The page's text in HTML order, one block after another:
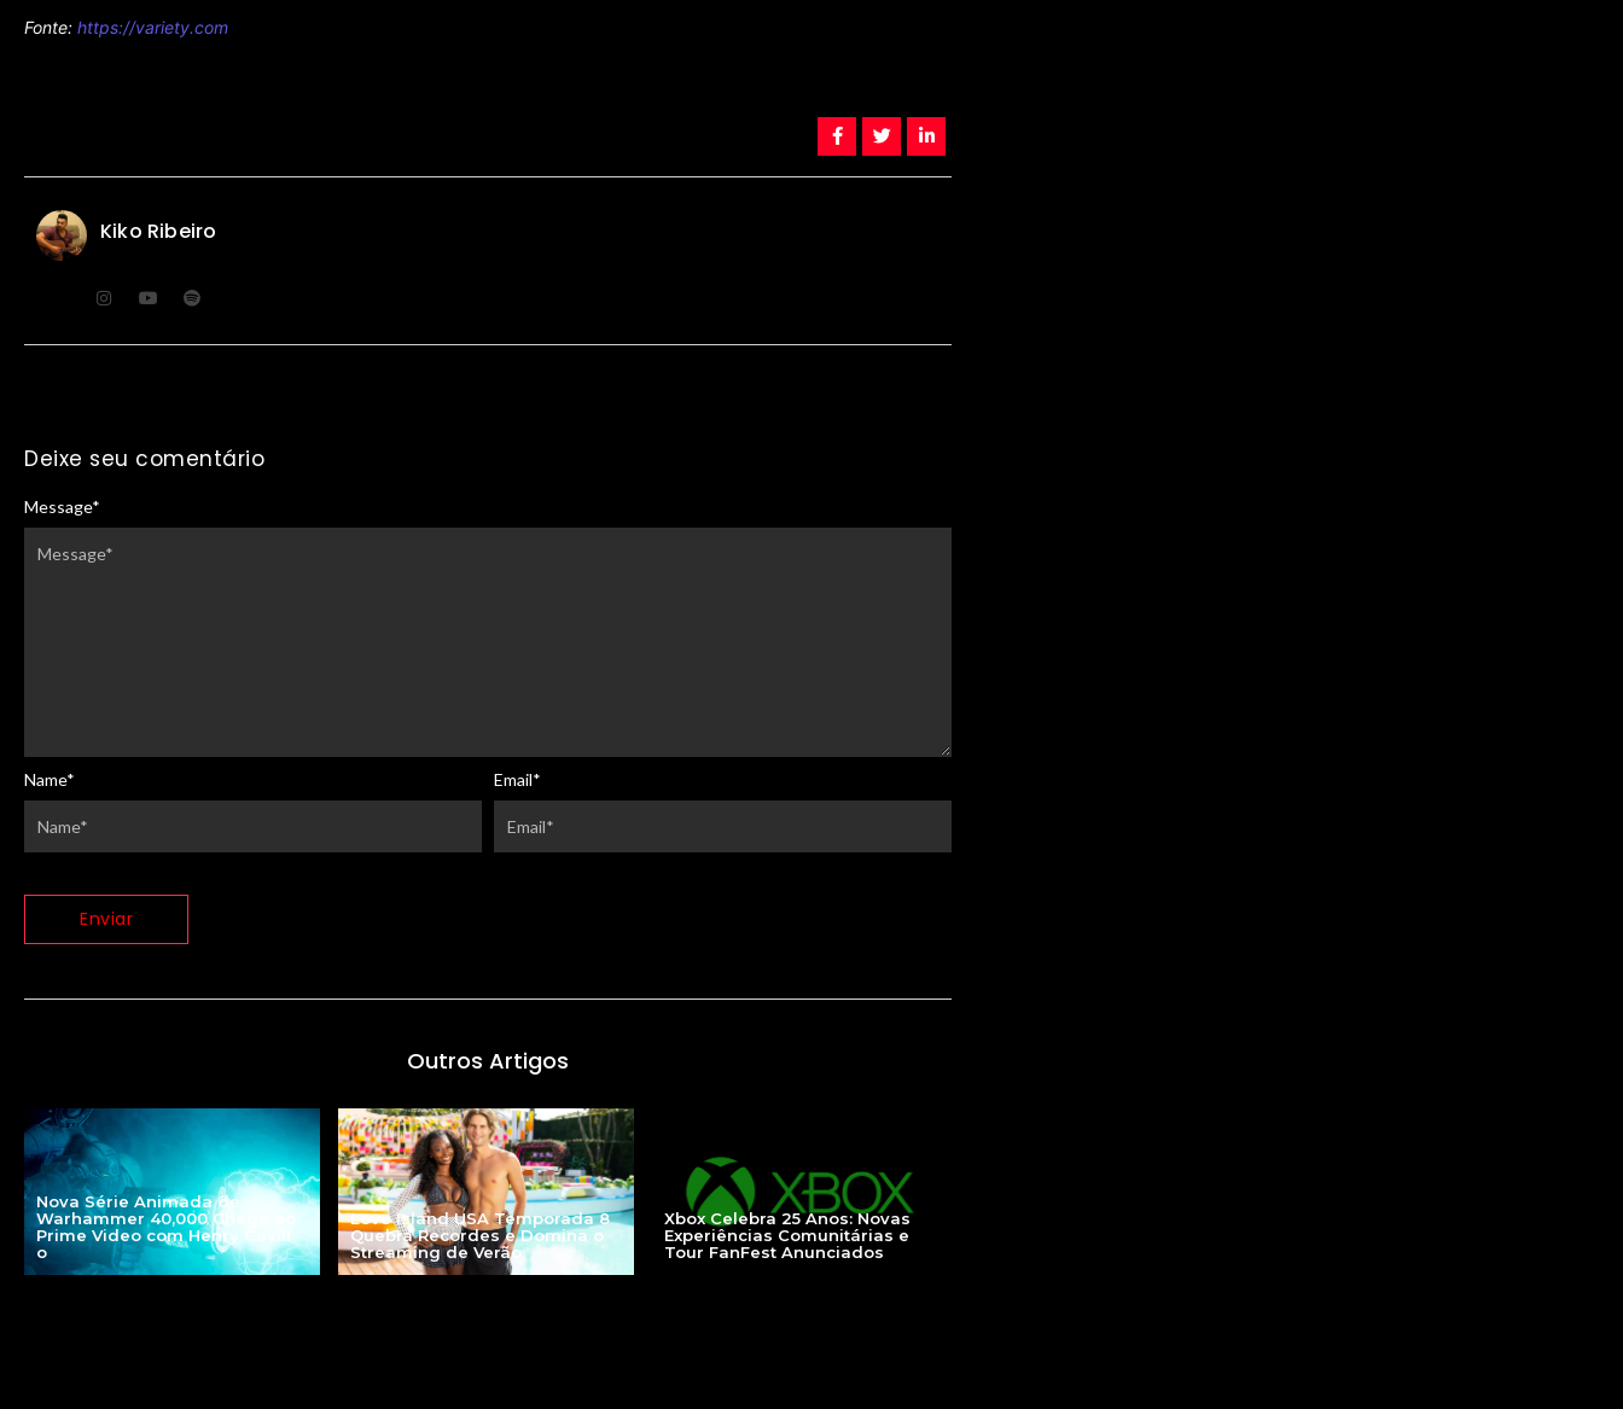
Fonte: https://variety.com
Kiko Ribeiro
Deixe seu comentário
Message*
Name* Email*
Outros Artigos
Nova Série Animada de
Warhammer 40,000 Chega ao
Prime Video com Henry Cavill
o
Love Island USA Temporada 8
Quebra Recordes e Domina o
Streaming de Verão
Xbox Celebra 25 Anos: Novas
Experiências Comunitárias e
Tour FanFest Anunciados